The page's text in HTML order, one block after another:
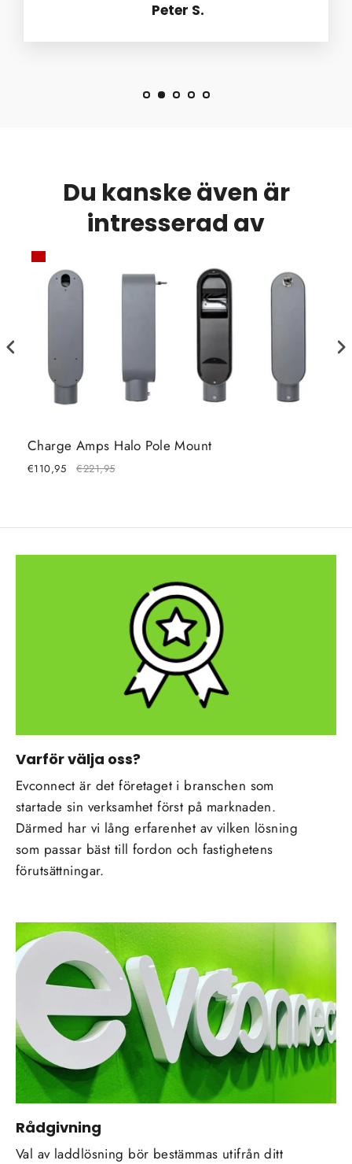
Peter S.
Du kanske även är
intresserad av
Charge Amps Halo Pole Mount
€110,95 €221,95
Varför välja oss?
Evconnect är det företaget i branschen som
startade sin verksamhet först på marknaden.
Därmed har vi lång erfarenhet av vilken lösning
som passar bäst till fordon och fastighetens
förutsättningar.
Rådgivning
Val av laddlösning bör bestämmas utifrån ditt